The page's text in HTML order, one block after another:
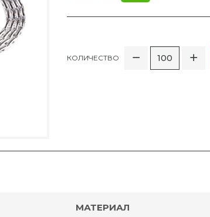
КОЛИЧЕСТВО
МАТЕРИАЛ